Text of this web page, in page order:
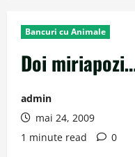
Bancuri cu Animale
Doi
admin
mai 24, 2009
1 minute read
0